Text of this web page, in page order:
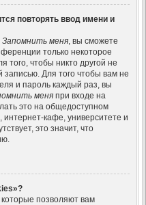
повторять ввод имени и
Запомнить меня, вы сможете
только некоторое
того, чтобы никто другой не
записью. Для того чтобы вам не
и пароль каждый раз, вы
меня при входе на
это на общедоступном
кафе, университете и
это значит, что
позволяют вам